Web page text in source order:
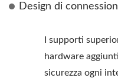
Design di
I supporti
hardware
sicurezza ogni